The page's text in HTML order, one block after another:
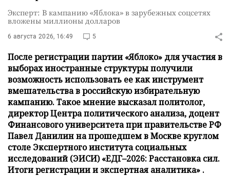
Эксперт: В кампанию «Яблока» в зарубежных соцсетях
вложены миллионы долларов
6 августа 2026, 16:49 5
После регистрации партии «Яблоко» для участия в
выборах иностранные структуры получили
возможность использовать ее как инструмент
вмешательства в российскую избирательную
кампанию. Такое мнение высказал политолог,
директор Центра политического анализа, доцент
Финансового университета при правительстве РФ
Павел Данилин на прошедшем в Москве круглом
столе Экспертного института социальных
исследований (ЭИСИ) «ЕДГ–2026: Расстановка сил.
Итоги регистрации и экспертная аналитика» .